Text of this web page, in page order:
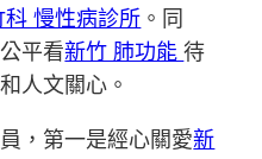
科 慢性病診所 。同
平看新竹 肺功能待
人文關心。
，第一是經心關愛新